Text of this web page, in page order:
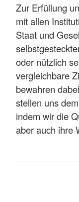
Zur Erfüllung
mit allen
Staat und
oder nützlich
vergleichbare
bewahren
stellen uns
indem wir die
aber auch ihre